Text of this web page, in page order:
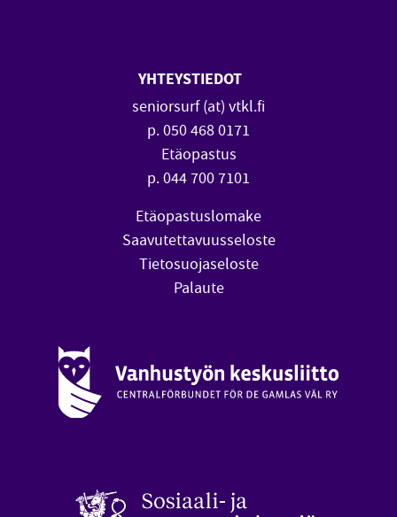
YHTEYSTIEDOT
seniorsurf (at) vtkl.fi
p. 050 468 0171
Etäopastus
p. 044 700 7101
Etäopastuslomake
Saavutettavuusseloste
Tietosuojaseloste
Palaute